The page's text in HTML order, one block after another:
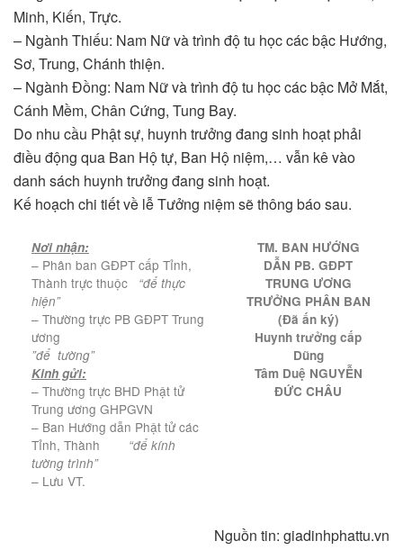
Minh, Kiến, Trực.
– Ngành Thiếu: Nam Nữ và trình độ tu học các bậc Hướng,
Sơ, Trung, Chánh thiện.
– Ngành Đồng: Nam Nữ và trình độ tu học các bậc Mở Mắt,
Cánh Mềm, Chân Cứng, Tung Bay.
Do nhu cầu Phật sự, huynh trưởng đang sinh hoạt phải
điều động qua Ban Hộ tự, Ban Hộ niệm,… vẫn kê vào
danh sách huynh trưởng đang sinh hoạt.
Kế hoạch chi tiết về lễ Tưởng niệm sẽ thông báo sau.
Nơi nhận:
– Phân ban GĐPT cấp Tỉnh,
Thành trực thuộc
“để thực
hiện”
– Thường trực PB GĐPT Trung
ương
”để tường”
Kinh gửi:
– Thường trực BHD Phật tử
Trung ương GHPGVN
– Ban Hướng dẫn Phật tử các
Tỉnh, Thành “để kính
tường trình”
– Lưu VT.
TM. BAN HƯỚNG
DẪN PB. GĐPT
TRUNG ƯƠNG
TRƯỞNG PHÂN BAN
(Đã ấn ký)
Huynh trưởng cấp
Dũng
Tâm Duệ NGUYỄN
ĐỨC CHÂU
Nguồn tin: giadinhphattu.vn